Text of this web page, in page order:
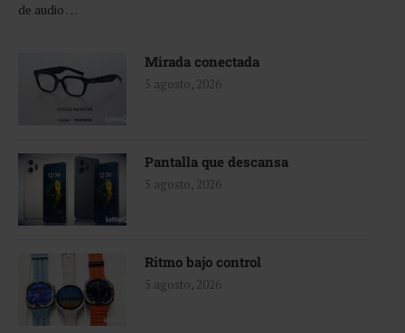
de audio …
Mirada conectada
5 agosto, 2026
Pantalla que descansa
5 agosto, 2026
Ritmo bajo control
5 agosto, 2026